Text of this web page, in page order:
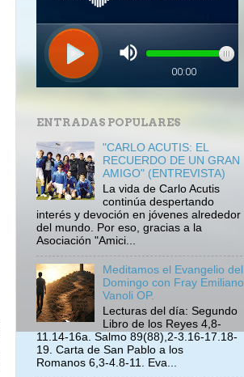
ENTRADAS POPULARES
"CARLO ACUTIS: EL
RECUERDO DE UN GRAN
AMIGO" (ENTREVISTA)
La vida de Carlo Acutis
continúa despertando
interés y devoción en jóvenes alrededor
del mundo. Por eso, gracias a la
Asociación "Amici...
Meditamos el Evangelio del
Domingo con Fray Emiliano
Vanoli OP.
Lecturas del día: Segundo
Libro de los Reyes 4,8-
11.14-16a. Salmo 89(88),2-3.16-17.18-
19. Carta de San Pablo a los
Romanos 6,3-4.8-11. Eva...